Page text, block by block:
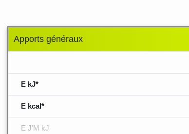
Apports généraux
E kJ*
E kcal*
E J'M kJ